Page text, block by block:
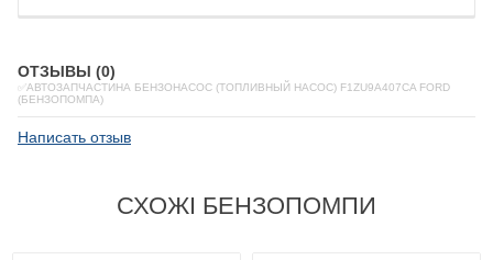
ОТЗЫВЫ (0)
✅АВТОЗАПЧАСТИНА БЕНЗОНАСОС (ТОПЛИВНЫЙ НАСОС) F1ZU9A407CA FORD
(БЕНЗОПОМПА)
Написать отзыв
СХОЖІ БЕНЗОПОМПИ